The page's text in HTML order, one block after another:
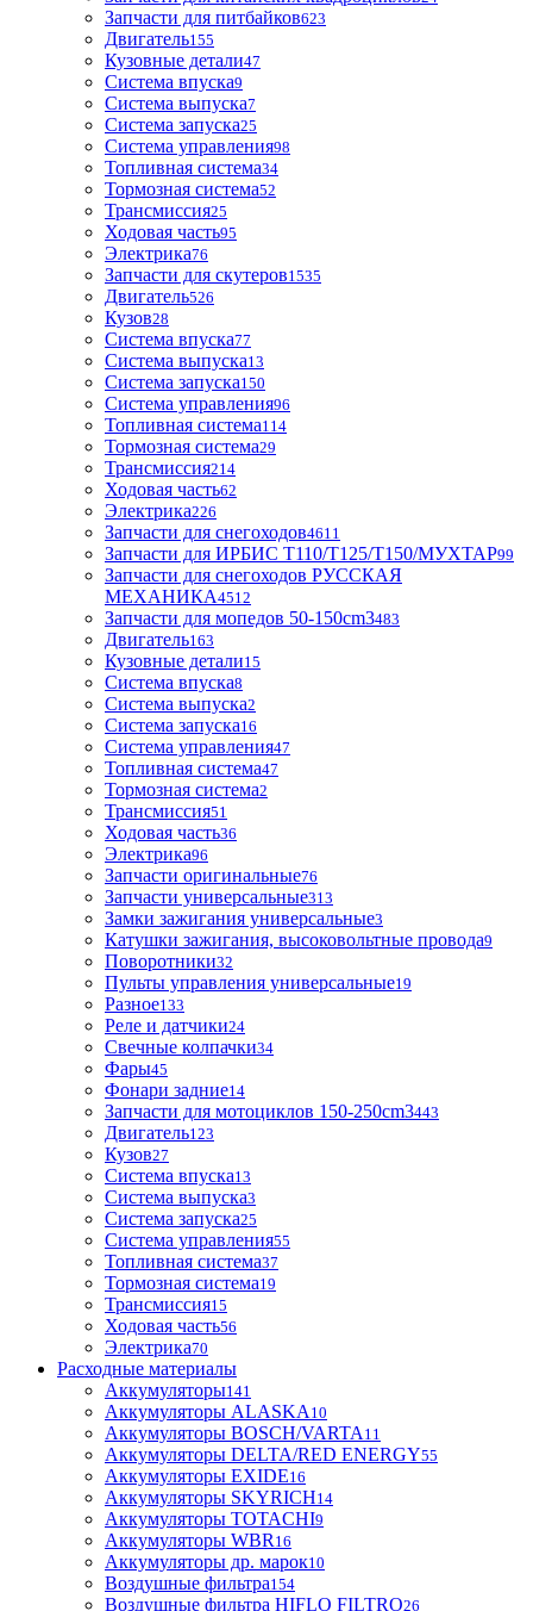
Запчасти для питбайков623
Двигатель155
Кузовные детали47
Система впуска9
Система выпуска7
Система запуска25
Система управления98
Топливная система34
Тормозная система52
Трансмиссия25
Ходовая часть95
Электрика76
Запчасти для скутеров1535
Двигатель526
Кузов28
Система впуска77
Система выпуска13
Система запуска150
Система управления96
Топливная система114
Тормозная система29
Трансмиссия214
Ходовая часть62
Электрика226
Запчасти для снегоходов4611
Запчасти для ИРБИС T110/T125/T150/МУХТАР99
Запчасти для снегоходов РУССКАЯ
МЕХАНИКА4512
Запчасти для мопедов 50-150cm3483
Двигатель163
Кузовные детали15
Система впуска8
Система выпуска2
Система запуска16
Система управления47
Топливная система47
Тормозная система2
Трансмиссия51
Ходовая часть36
Электрика96
Запчасти оригинальные76
Запчасти универсальные313
Замки зажигания универсальные3
Катушки зажигания, высоковольтные провода9
Поворотники32
Пульты управления универсальные19
Разное133
Реле и датчики24
Свечные колпачки34
Фары45
Фонари задние14
Запчасти для мотоциклов 150-250cm3443
Двигатель123
Кузов27
Система впуска13
Система выпуска3
Система запуска25
Система управления55
Топливная система37
Тормозная система19
Трансмиссия15
Ходовая часть56
Электрика70
Расходные материалы
Аккумуляторы141
Аккумуляторы ALASKA 10
Аккумуляторы BOSCH/VARTA 11
Аккумуляторы DELTA/RED ENERGY55
Аккумуляторы EXIDE16
Аккумуляторы SKYRICH14
Аккумуляторы TOTACHI9
Аккумуляторы WBR 16
Аккумуляторы др. марок10
Воздушные фильтра154
Воздушные фильтра HIFLO FILTRO26